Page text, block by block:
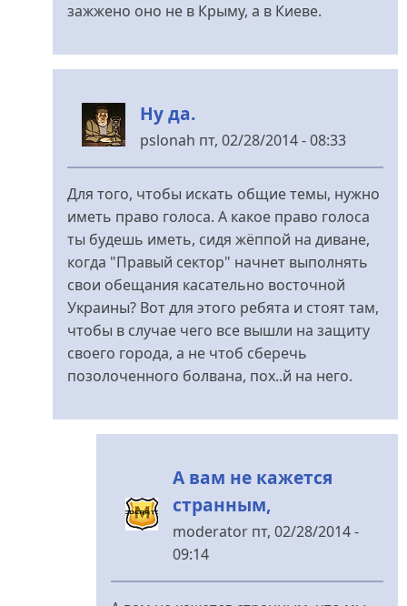
зажжено оно не в Крыму, а в Киеве.
Ну да.
pslonah пт, 02/28/2014 - 08:33
У
відповідь
Для того, чтобы искать общие темы, нужно
иметь право голоса. А какое право голоса
ты будешь иметь, сидя жёппой на диване,
когда "Правый сектор" начнет выполнять
свои обещания касательно восточной
Украины? Вот для этого ребята и стоят там,
чтобы в случае чего все вышли на защиту
своего города, а не чтоб сберечь
позолоченного болвана, пох..й на него.
А вам не кажется
странным,
moderatorпт, 02/28/2014 -
09:14
У